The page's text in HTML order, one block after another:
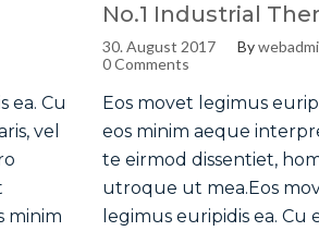
ea. Cu
vel
minim
No.1 Industrial
30. August 2017 By
0 Comments
Eos movet legimus
eos minim aeque
te eirmod dissentiet,
utroque ut mea.Eos
legimus euripidis ea. Cu